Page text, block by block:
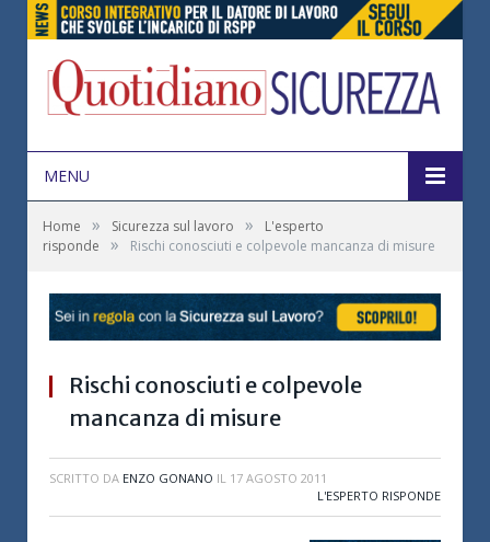
MENU
Home » Sicurezza sul lavoro »
L'esperto
risponde
» Rischi conosciuti e colpevole mancanza di misure
Rischi conosciuti e colpevole
mancanza di misure
SCRITTO DA ENZO GONANO IL 17 AGOSTO 2011
L'ESPERTO RISPONDE